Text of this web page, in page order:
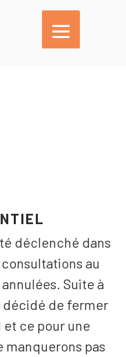
déclenché dans
au
Suite à
décidé de fermer
et ce pour une
pas
Activités
Agenda